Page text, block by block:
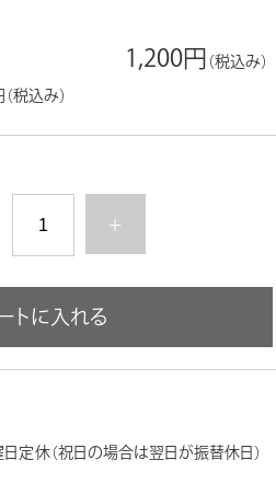
1,200円 （税込み）
（税込み）
+
トに入れる
定休（祝日の場合は翌日が振替休日）